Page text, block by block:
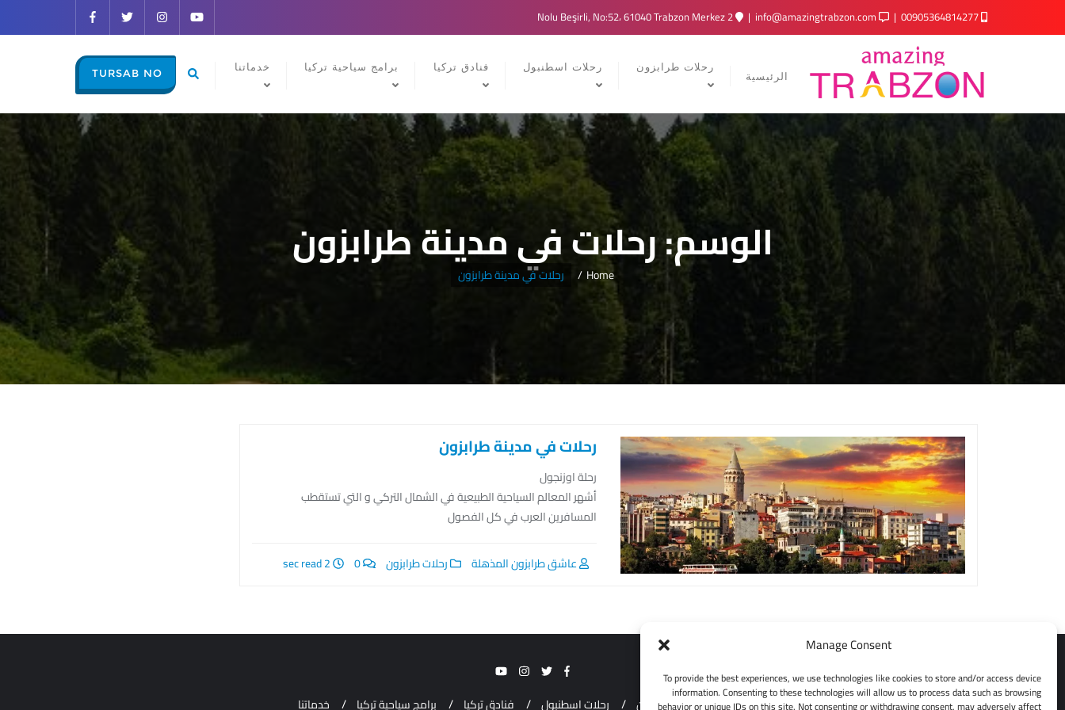
Manage Consent
To provide the best experiences, we use technologies like cookies to store and/or access device
information. Consenting to these technologies will allow us to process data such as browsing
00905364814277 2 Nolu Beşirli, No:52، 61040 Trabzon Merkez
الرئيسية
رحلات طرابزون رحلات اسطنبول فنادق تركيا برامج سياحية تركيا خدماتنا TURSAB NO
الوسم:رحلات في مدينة طرابزون
Home رحلات في مدينة طرابزون
رحلات في مدينة طرابزون
رحلة اوزنجول
أشهر المعالم السياحية الطبيعية في الشمال التركي و التي تستقطب
المسافرين العرب في كل الفصول
عاشق طرابزون المذهلة رحلات طرابزون 0
2 sec read
الرئيسية رحلات طرابزون رحلات اسطنبول فنادق تركيا برامج سياحية تركيا خدماتنا